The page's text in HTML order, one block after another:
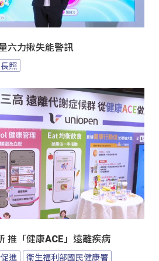
六力揪失能警訊
長照
推「健康ACE」遠離疾病
進 衛生福利部國民健康署